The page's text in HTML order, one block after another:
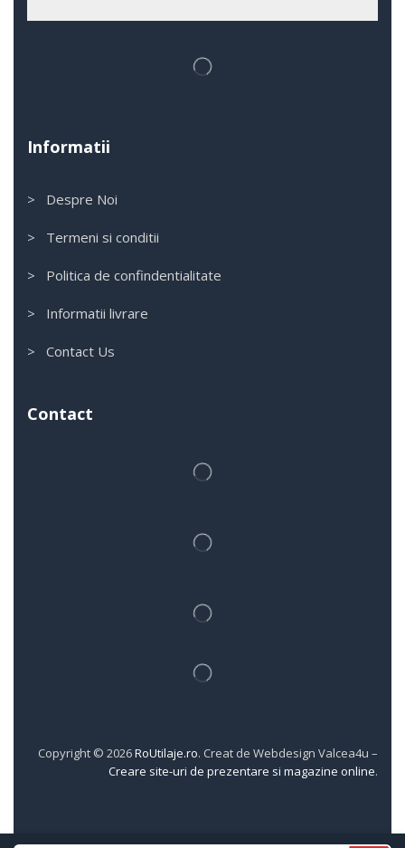
Informatii
> Despre Noi
> Termeni si conditii
> Politica de confindentialitate
> Informatii livrare
> Contact Us
Contact
Copyright © 2026RoUtilaje.ro. Creat de Webdesign Valcea4u –
Creare site-uri de prezentare si magazine online.